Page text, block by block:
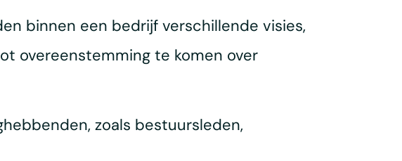
binnen een bedrijf verschillende visies,
overeenstemming te komen over
zoals bestuursleden,